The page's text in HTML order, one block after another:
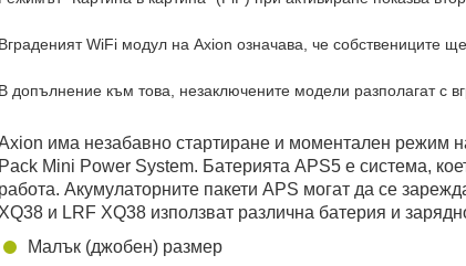
WiFi модул на Axion означава, че собствениците
допълнение към това, незаключените модели разполагат с
има незабавно стартиране и моментален режим
Mini Power System. Батерията APS5 е система,
Акумулаторните пакети APS могат да се
и LRF XQ38 използват различна батерия и
Малък (джобен) размер